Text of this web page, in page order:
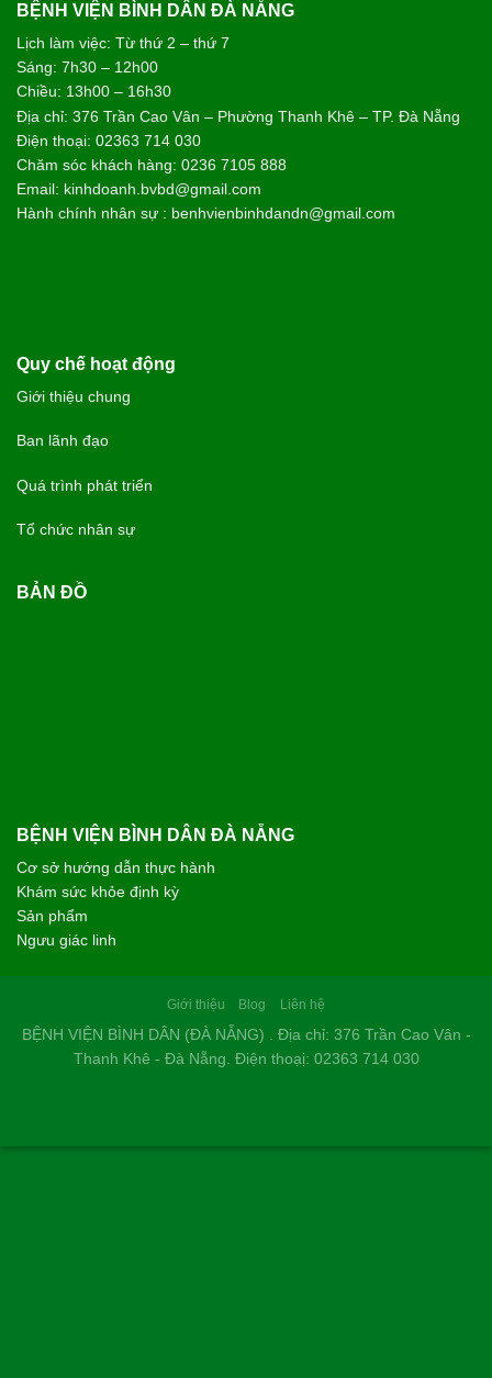
BỆNH VIỆN BÌNH DÂN ĐÀ NẴNG
Lịch làm việc: Từ thứ 2 – thứ 7
Sáng: 7h30 – 12h00
Chiều: 13h00 – 16h30
Địa chỉ: 376 Trần Cao Vân – Phường Thanh Khê – TP. Đà Nẵng
Điện thoại: 02363 714 030
Chăm sóc khách hàng: 0236 7105 888
Email: kinhdoanh.bvbd@gmail.com
Hành chính nhân sự : benhvienbinhdandn@gmail.com
Quy chế hoạt động
Giới thiệu chung
Ban lãnh đạo
Quá trình phát triển
Tổ chức nhân sự
BẢN ĐỒ
BỆNH VIỆN BÌNH DÂN ĐÀ NẴNG
Cơ sở hướng dẫn thực hành
Khám sức khỏe định kỳ
Sản phẩm
Ngưu giác linh
Giới thiệu Blog Liên hệ
BỆNH VIỆN BÌNH DÂN (ĐÀ NẴNG) . Địa chỉ: 376 Trần Cao Vân -
Thanh Khê - Đà Nẵng. Điện thoạị: 02363 714 030